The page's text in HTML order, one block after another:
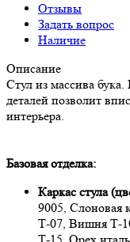
Отзывы
Задать вопрос
Наличие
Описание
Стул из массива
деталей позволит
интерьера.
Базовая отделка:
Каркас стула
9005, Слоновая
Т-07, Вишня Т-